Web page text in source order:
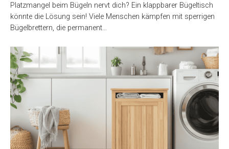
Platzmangel beim Bügeln nervt dich? Ein klappbarer Bügeltisch
könnte die Lösung sein! Viele Menschen kämpfen mit sperrigen
Bügelbrettern, die permanent…